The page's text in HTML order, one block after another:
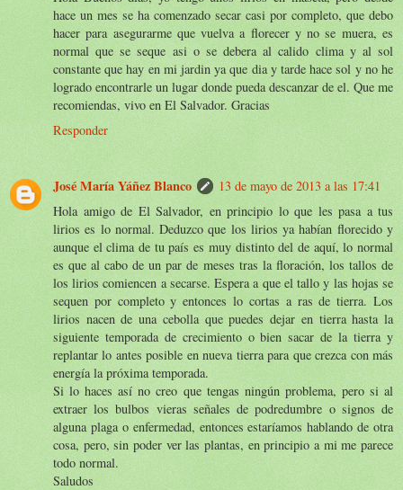
hace un mes se ha comenzado secar casi por completo, que debo
hacer para asegurarme que vuelva a florecer y no se muera, es
normal que se seque asi o se debera al calido clima y al sol
constante que hay en mi jardin ya que dia y tarde hace sol y no he
logrado encontrarle un lugar donde pueda descanzar de el. Que me
recomiendas, vivo en El Salvador. Gracias
Responder
José María Yáñez Blanco
13 de mayo de 2013 a las 17:41
Hola amigo de El Salvador, en principio lo que les pasa a tus
lirios es lo normal. Deduzco que los lirios ya habían florecido y
aunque el clima de tu país es muy distinto del de aquí, lo normal
es que al cabo de un par de meses tras la floración, los tallos de
los lirios comiencen a secarse. Espera a que el tallo y las hojas se
sequen por completo y entonces lo cortas a ras de tierra. Los
lirios nacen de una cebolla que puedes dejar en tierra hasta la
siguiente temporada de crecimiento o bien sacar de la tierra y
replantar lo antes posible en nueva tierra para que crezca con más
energía la próxima temporada.
Si lo haces así no creo que tengas ningún problema, pero si al
extraer los bulbos vieras señales de podredumbre o signos de
alguna plaga o enfermedad, entonces estaríamos hablando de otra
cosa, pero, sin poder ver las plantas, en principio a mi me parece
todo normal.
Saludos